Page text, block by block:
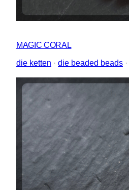
MAGIC CORAL
die ketten · die beaded beads ·